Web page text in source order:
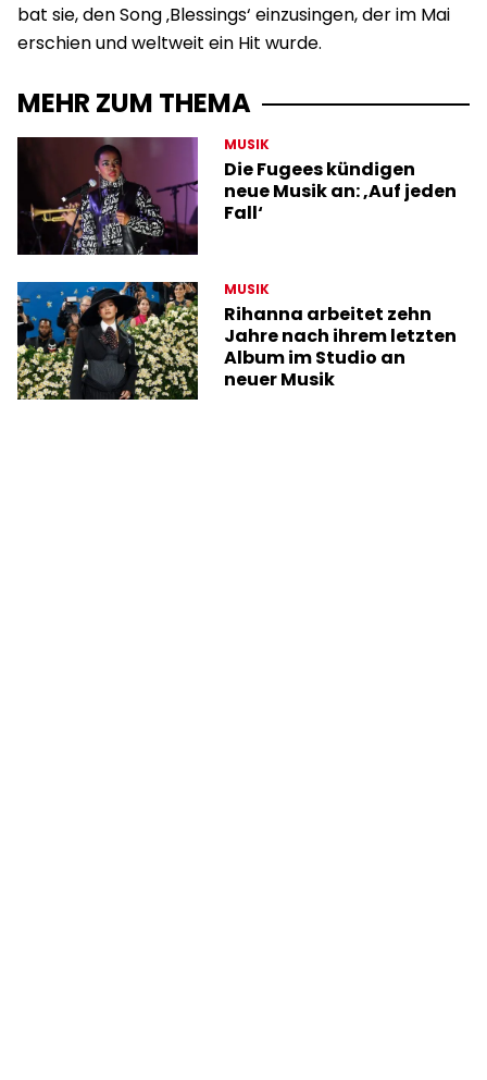
bat sie, den Song ‚Blessings‘ einzusingen, der im Mai
erschien und weltweit ein Hit wurde.
MEHR ZUM THEMA
MUSIK
Die Fugees kündigen
neue Musik an: ‚Auf jeden
Fall‘
MUSIK
Rihanna arbeitet zehn
Jahre nach ihrem letzten
Album im Studio an
neuer Musik